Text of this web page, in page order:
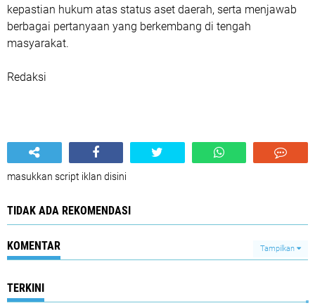
kepastian hukum atas status aset daerah, serta menjawab
berbagai pertanyaan yang berkembang di tengah
masyarakat.
Redaksi
masukkan script iklan disini
TIDAK ADA REKOMENDASI
KOMENTAR Tampilkan
TERKINI